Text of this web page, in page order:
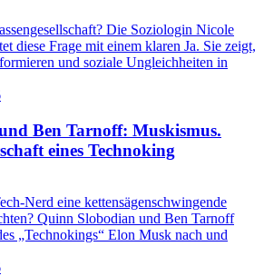
Die Soziologin Nicole
diese Frage mit einem klaren Ja. Sie zeigt,
und soziale Ungleichheiten in
Ben Tarnoff: Muskismus.
eines Technoking
Nerd eine kettensägenschwingende
Quinn Slobodian und Ben Tarnoff
„Technokings“ Elon Musk nach und